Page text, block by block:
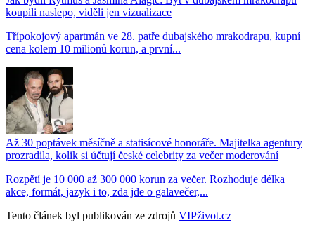
koupili naslepo, viděli jen vizualizace
Třípokojový apartmán ve 28. patře dubajského mrakodrapu, kupní
cena kolem 10 milionů korun, a první...
Až 30 poptávek měsíčně a statisícové honoráře. Majitelka agentury
prozradila, kolik si účtují české celebrity za večer moderování
Rozpětí je 10 000 až 300 000 korun za večer. Rozhoduje délka
akce, formát, jazyk i to, zda jde o galavečer,...
Tento článek byl publikován ze zdrojů VIPživot.cz